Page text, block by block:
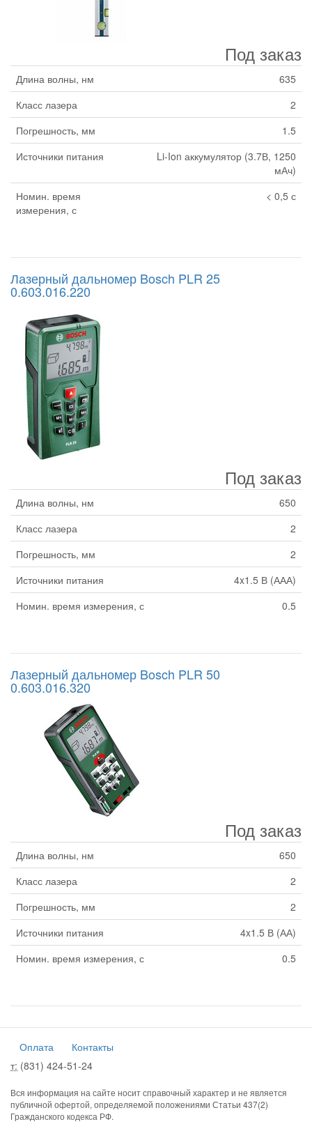
Под заказ
Длина волны, нм
635
Класс лазера
2
Погрешность, мм
1.5
Источники питания
Li-Ion аккумулятор (3.7В, 1250
мАч)
Номин. время
измерения, с
< 0,5 с
Лазерный дальномер Bosch PLR 25
0.603.016.220
Под заказ
Длина волны, нм
650
Класс лазера
2
Погрешность, мм
2
Источники питания
4x1.5 В (ААА)
Номин. время измерения, с
0.5
Лазерный дальномер Bosch PLR 50
0.603.016.320
Под заказ
Длина волны, нм
650
Класс лазера
2
Погрешность, мм
2
Источники питания
4x1.5 В (АА)
Номин. время измерения, с
0.5
Оплата
Контакты
т: (831) 424-51-24
Вся информация на сайте носит справочный характер и не является
публичной офертой, определяемой положениями Статьи 437(2)
Гражданского кодекса РФ.